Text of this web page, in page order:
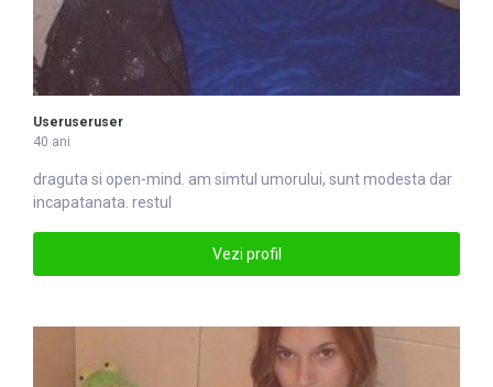
Useruseruser
40 ani
draguta si open-mind. am simtul umorului, sunt modesta dar
incapatanata. restul
Vezi profil